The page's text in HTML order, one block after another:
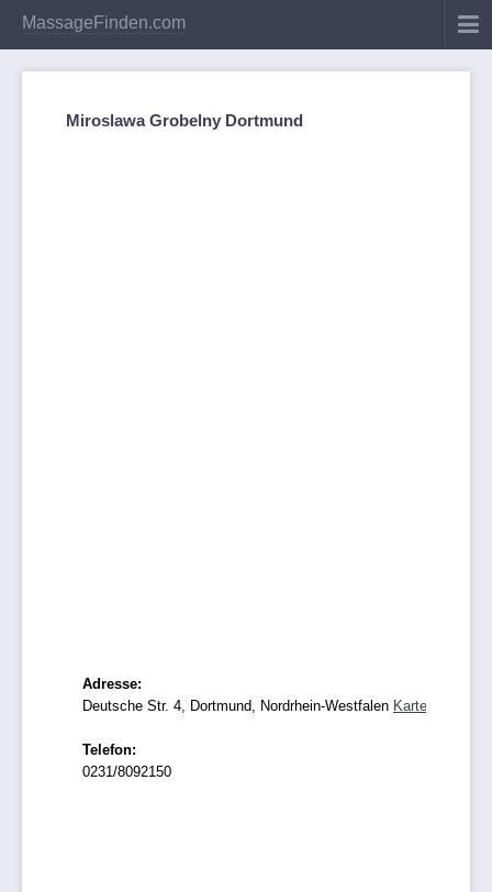
MassageFinden.com
Miroslawa Grobelny Dortmund
Adresse:
Deutsche Str. 4, Dortmund, Nordrhein-Westfalen Karte
Telefon:
0231/8092150